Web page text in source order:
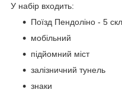
У набір входить:
Поїзд Пендоліно - 5
мобільний
підйомний міст
залізничний тунель
знаки